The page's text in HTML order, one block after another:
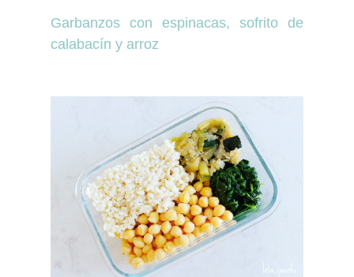
Garbanzos con espinacas, sofrito de
calabacín y arroz